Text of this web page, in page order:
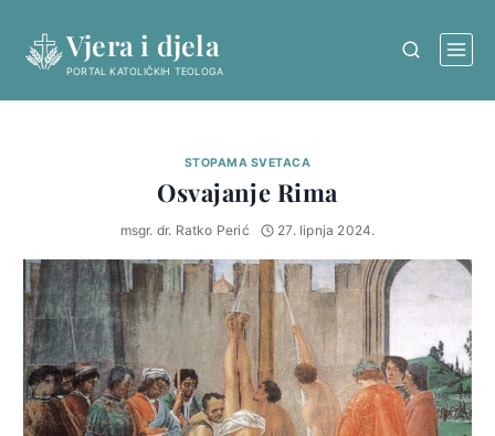
content
Vjera i djela
PORTAL KATOLIČKIH TEOLOGA
STOPAMA SVETACA
Osvajanje Rima
msgr. dr. Ratko Perić 27. lipnja 2024.